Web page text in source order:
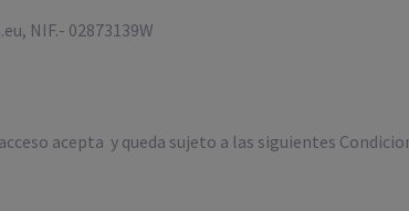
NIF.- 02873139W
acepta y queda sujeto a las siguientes